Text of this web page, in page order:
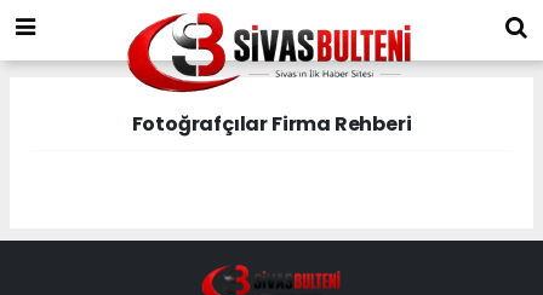
Fotoğrafçılar Firma Rehberi